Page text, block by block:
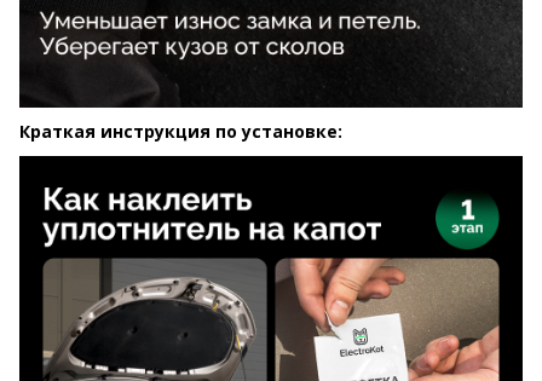
Краткая инструкция по установке: